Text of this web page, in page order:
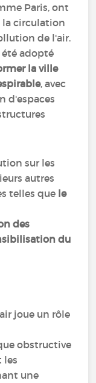
Paris, ont
la circulation
de l'air.
été adopté
la ville
, avec
d'espaces
sur les
autres
telles que le
des
du
joue un rôle
obstructive
les
une